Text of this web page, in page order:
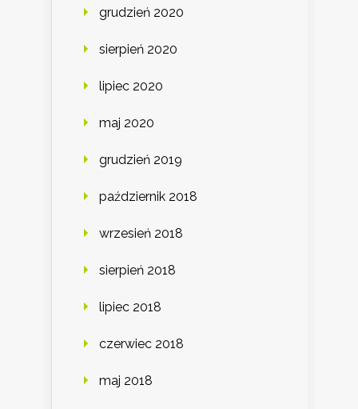
grudzień 2020
sierpień 2020
lipiec 2020
maj 2020
grudzień 2019
październik 2018
wrzesień 2018
sierpień 2018
lipiec 2018
czerwiec 2018
maj 2018